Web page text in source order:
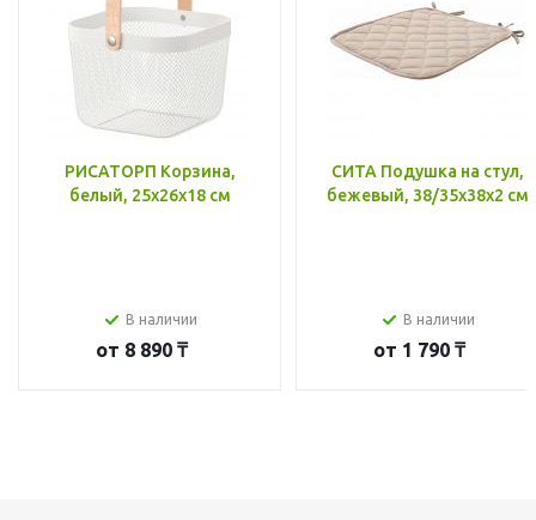
РИСАТОРП Корзина,
белый, 25x26x18 см
В наличии
от 8 890 ₸
СИТА Подушка на стул,
бежевый, 38/35x38x2 см
В наличии
от 1 790 ₸